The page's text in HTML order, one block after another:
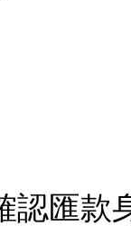
認匯款